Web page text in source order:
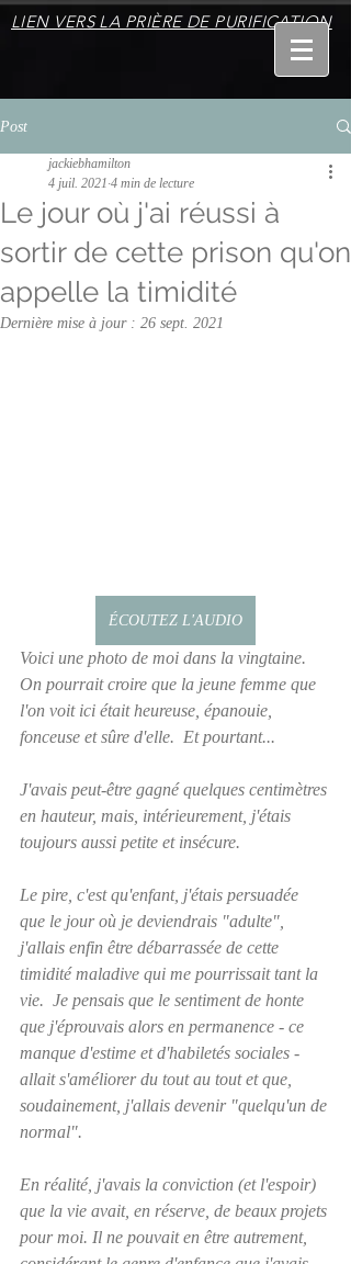
LIEN VERS LA PRIÈRE DE PURIFICATION
Post
Le jour où j'ai réussi à
sortir de cette prison qu'on
appelle la timidité
jackiebhamilton
4 juil. 2021 4 min de lecture
Dernière mise à jour : 26 sept. 2021
ÉCOUTEZ L'AUDIO
Voici une photo de moi dans la vingtaine.
On pourrait croire que la jeune femme que
l'on voit ici était heureuse, épanouie,
fonceuse et sûre d'elle.  Et pourtant...
J'avais peut-être gagné quelques centimètres
en hauteur, mais, intérieurement, j'étais
toujours aussi petite et insécure.
Le pire, c'est qu'enfant, j'étais persuadée
que le jour où je deviendrais "adulte",
j'allais enfin être débarrassée de cette
timidité maladive qui me pourrissait tant la
vie.  Je pensais que le sentiment de honte
que j'éprouvais alors en permanence - ce
manque d'estime et d'habiletés sociales -
allait s'améliorer du tout au tout et que,
soudainement, j'allais devenir "quelqu'un de
normal".
En réalité, j'avais la conviction (et l'espoir)
que la vie avait, en réserve, de beaux projets
pour moi. Il ne pouvait en être autrement,